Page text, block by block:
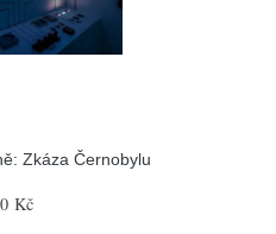
Zkáza Černobylu
Kč